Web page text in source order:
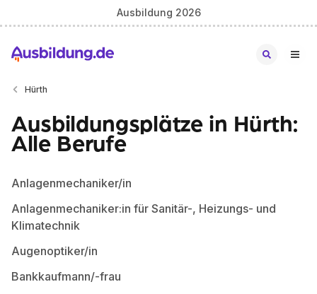
Ausbildung 2026
Hürth
Ausbildungsplätze in Hürth:
Alle Berufe
Anlagenmechaniker/in
Anlagenmechaniker:in für Sanitär-, Heizungs- und
Klimatechnik
Augenoptiker/in
Bankkaufmann/-frau